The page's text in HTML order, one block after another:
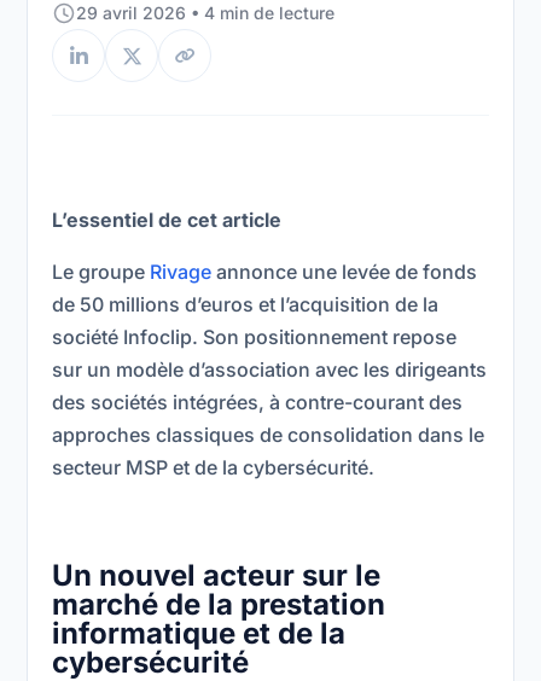
29 avril 2026 • 4 min de lecture
L’essentiel de cet article
Le groupe Rivage annonce une levée de fonds
de 50 millions d’euros et l’acquisition de la
société Infoclip. Son positionnement repose
sur un modèle d’association avec les dirigeants
des sociétés intégrées, à contre-courant des
approches classiques de consolidation dans le
secteur MSP et de la cybersécurité.
Un nouvel acteur sur le
marché de la prestation
informatique et de la
cybersécurité